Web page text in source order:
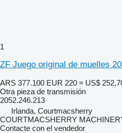
1
ZF Juego original de muelles
ARS 377.100 EUR 220 ≈ US$
Otra pieza de transmisión
2052.246.213
Irlanda, Courtmacsherry
COURTMACSHERRY
Contacte con el vendedor